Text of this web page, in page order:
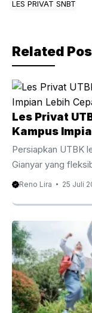
o
k
LES PRIVAT SNBT
Related
Les Privat
Kampus
Persiapkan UTBK
Gianyar yang
berpengalaman.
Berbasis
strategi belajar
sesuai dengan
privat UTBK
oleh siswa SMA
peluang diterima
dengan
Reno Lira 25 Juli